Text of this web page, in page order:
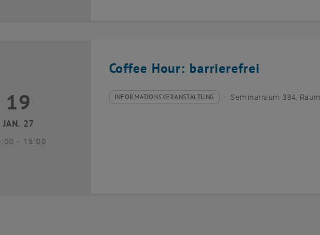
Coffee Hour: barrierefrei
Januar 2027
19
JAN. 27
- bis
15:00
Veranstaltungstyp:
INFORMATIONSVERANSTALTUNG
Veranstaltungsort: Seminarraum 384,